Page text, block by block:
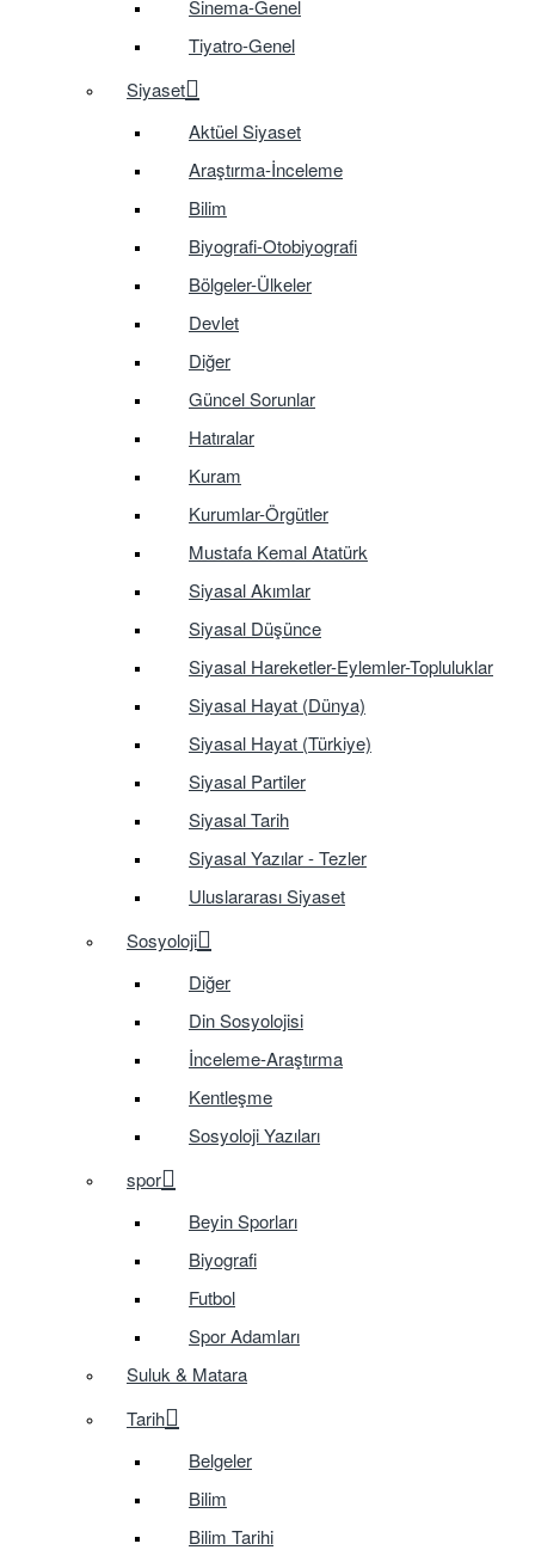
Sinema-Genel
Tiyatro-Genel
Siyaset
Aktüel Siyaset
Araştırma-İnceleme
Bilim
Biyografi-Otobiyografi
Bölgeler-Ülkeler
Devlet
Diğer
Güncel Sorunlar
Hatıralar
Kuram
Kurumlar-Örgütler
Mustafa Kemal Atatürk
Siyasal Akımlar
Siyasal Düşünce
Siyasal Hareketler-Eylemler-Topluluklar
Siyasal Hayat (Dünya)
Siyasal Hayat (Türkiye)
Siyasal Partiler
Siyasal Tarih
Siyasal Yazılar - Tezler
Uluslararası Siyaset
Sosyoloji
Diğer
Din Sosyolojisi
İnceleme-Araştırma
Kentleşme
Sosyoloji Yazıları
spor
Beyin Sporları
Biyografi
Futbol
Spor Adamları
Suluk & Matara
Tarih
Belgeler
Bilim
Bilim Tarihi